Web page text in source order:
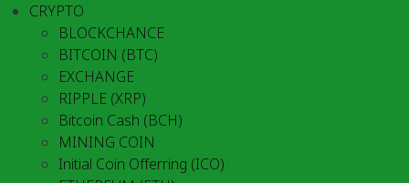
CRYPTO
BLOCKCHANCE
BITCOIN (BTC)
EXCHANGE
RIPPLE (XRP)
Bitcoin Cash (BCH)
MINING COIN
Initial Coin Offerring (ICO)